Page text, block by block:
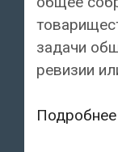
задачи
ревизии
Подробнее